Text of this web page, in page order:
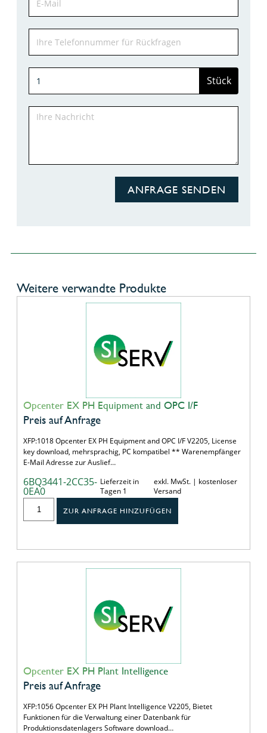
Stück
ANFRAGE SENDEN
Weitere verwandte Produkte
Opcenter EX PH Equipment and OPC I/F
Preis auf Anfrage
XFP:1018 Opcenter EX PH Equipment and OPC I/F V2205, License
key download, mehrsprachig, PC kompatibel ** Warenempfänger
E-Mail Adresse zur Auslief…
6BQ3441-2CC35-
0EA0
Lieferzeit in
Tagen 1
exkl. MwSt. | kostenloser
Versand
ZUR ANFRAGE HINZUFÜGEN
Opcenter EX PH Plant Intelligence
Preis auf Anfrage
XFP:1056 Opcenter EX PH Plant Intelligence V2205, Bietet
Funktionen für die Verwaltung einer Datenbank für
Produktionsdatenlagers Software download…